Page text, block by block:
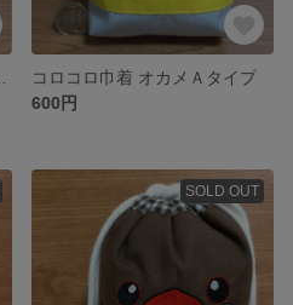
コロコロ巾着 オカメＡタイプ
600円
SOLD OUT